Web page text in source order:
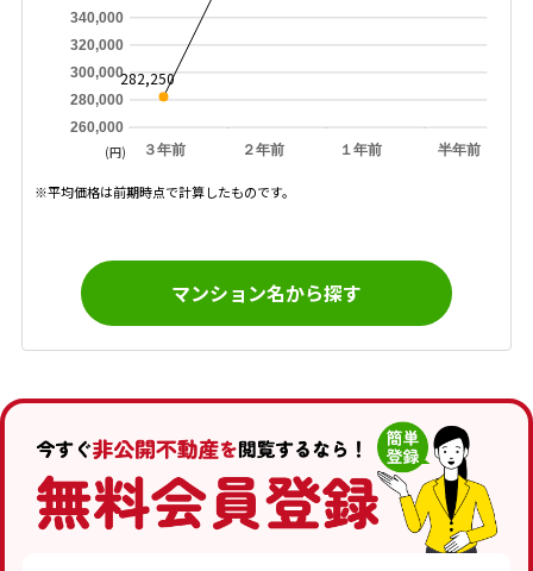
３年前 ２年前 １年前 半年前
260,000
280,000
300,000
320,000
340,000
282,250
(円)
※平均価格は前期時点で計算したものです。
マンション名から探す